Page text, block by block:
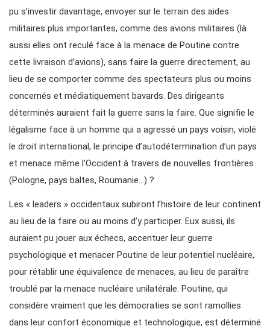
pu s’investir davantage, envoyer sur le terrain des aides
militaires plus importantes, comme des avions militaires (là
aussi elles ont reculé face à la menace de Poutine contre
cette livraison d’avions), sans faire la guerre directement, au
lieu de se comporter comme des spectateurs plus ou moins
concernés et médiatiquement bavards. Des dirigeants
déterminés auraient fait la guerre sans la faire. Que signifie le
légalisme face à un homme qui a agressé un pays voisin, violé
le droit international, le principe d’autodétermination d’un pays
et menace même l’Occident à travers de nouvelles frontières
(Pologne, pays baltes, Roumanie…) ?
Les « leaders » occidentaux subiront l’histoire de leur continent
au lieu de la faire ou au moins d’y participer. Eux aussi, ils
auraient pu jouer aux échecs, accentuer leur guerre
psychologique et menacer Poutine de leur potentiel nucléaire,
pour rétablir une équivalence de menaces, au lieu de paraître
troublé par la menace nucléaire unilatérale. Poutine, qui
considère vraiment que les démocraties se sont ramollies
dans leur confort économique et technologique, est déterminé